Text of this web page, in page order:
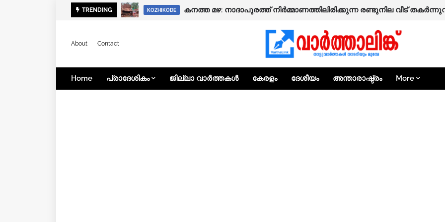
TRENDING KOZHIKODE കനത്ത മഴ: നാദാപുരത്ത് നിർമ്മാണത്തിലിരിക്കുന്ന രണ്ടുനില വീട്
EDUCATION കനത്ത മഴ; കോഴിക്കോട് ജില്ലയിലെ വിദ്യാഭ്യാസ സ്ഥാപനങ്ങൾക്ക്
About Contact
Home പ്രാദേശികം ജില്ലാ വാർത്തകൾ കേരളം ദേശീയം അന്താരാഷ്ട്രം More